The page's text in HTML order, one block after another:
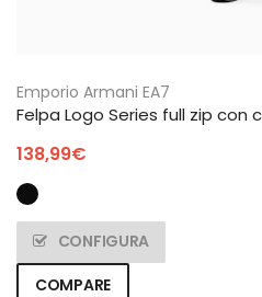
Emporio Armani EA7
Felpa Logo Series full zip
138,99€
CONFIGURA
COMPARE